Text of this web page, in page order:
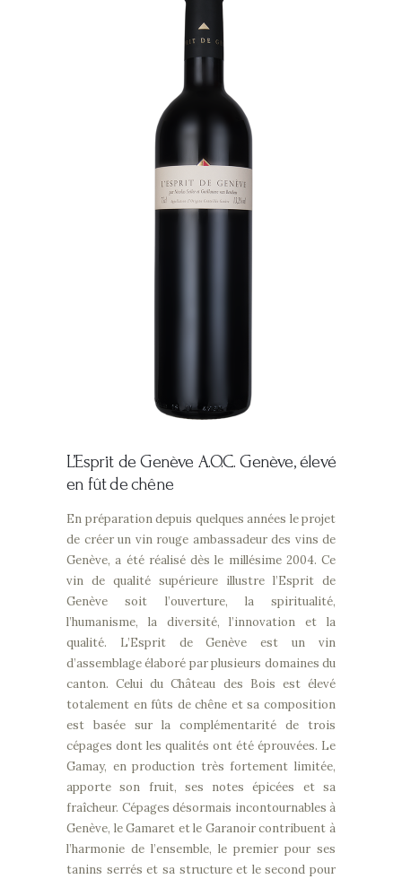
L’Esprit de Genève A.O.C. Genève, élevé
en fût de chêne
En préparation depuis quelques années le projet
de créer un vin rouge ambassadeur des vins de
Genève, a été réalisé dès le millésime 2004. Ce
vin de qualité supérieure illustre l’Esprit de
Genève soit l’ouverture, la spiritualité,
l’humanisme, la diversité, l’innovation et la
qualité. L’Esprit de Genève est un vin
d’assemblage élaboré par plusieurs domaines du
canton. Celui du Château des Bois est élevé
totalement en fûts de chêne et sa composition
est basée sur la complémentarité de trois
cépages dont les qualités ont été éprouvées. Le
Gamay, en production très fortement limitée,
apporte son fruit, ses notes épicées et sa
fraîcheur. Cépages désormais incontournables à
Genève, le Gamaret et le Garanoir contribuent à
l’harmonie de l’ensemble, le premier pour ses
tanins serrés et sa structure et le second pour